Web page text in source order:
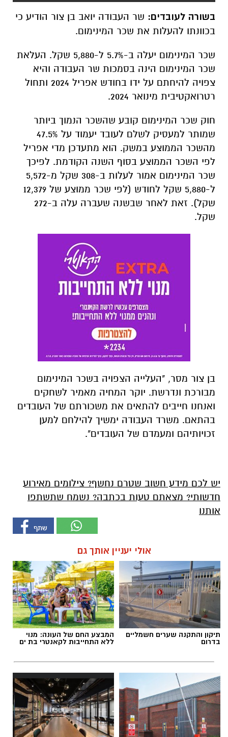
בשורה לעובדים: שר העבודה יואב בן צור הודיע כי
בכוונתו להעלות את שכר המינימום.
שכר המינימום יעלה ב-5.7% ל-5,880 שקל. העלאת
שכר המינימום הינה בסמכות שר העבודה והיא
צפויה להיחתם על ידו בחודש אפריל 2024 ותחול
רטרואקטיבית מינואר 2024.
חוק שכר המינימום קובע שהשכר הנמוך ביותר
שמותר למעסיק לשלם לעובד יעמוד על 47.5%
מהשכר הממוצע במשק. הוא מתעדכן מדי אפריל
לפי השכר הממוצע בסוף השנה הקודמת. לפיכך
שכר המינימום אמור לעלות ב-308 שקל מ-5,572
ל-5,880 שקל לחודש (לפי שכר ממוצע של 12,379
שקל). זאת לאחר שבשנה שעברה עלה ב-272
שקל.
בן צור מסר, "העלייה הצפויה בשכר המינימום
מבורכת ונדרשת. יוקר המחיה מאמיר לשחקים
ואנחנו חייבים להתאים את משכורתם של העובדים
בהתאם. משרד העבודה ימשיך להילחם למען
זכויותיהם ומעמדם של העובדים".
יש לכם מידע חשוב שטרם נחשף? צילומים מאירוע
חדשותי? מצאתם טעות בכתבה? נשמח שתשתפו
אותנו
אולי יעניין אותך גם
תיקון והתקנה שערים חשמליים
בדרום
המבצע החם של העונה: מנוי
ללא התחייבות לקאנטרי בת ים